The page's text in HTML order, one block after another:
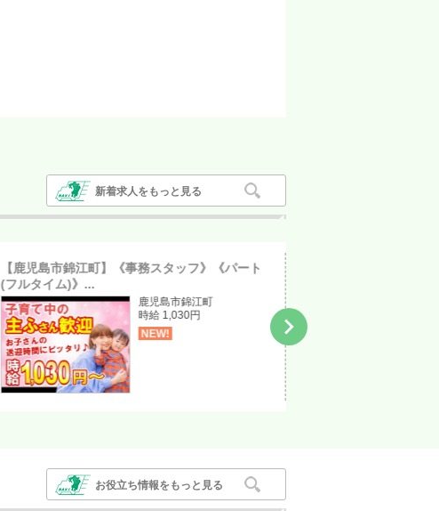
新着求人をもっと見る
【鹿児島市錦江町】《事務スタッフ》《パート
(フルタイム)》...
鹿児島市錦江町
時給 1,030円
NEW!

お役立ち情報をもっと見る